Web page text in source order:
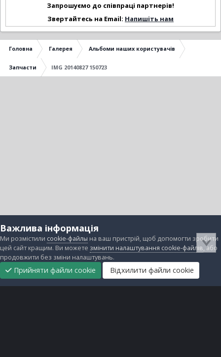
Запрошуємо до співпраці партнерів!
Звертайтесь на Email: Напишіть нам
Головна Галерея Альбоми наших користувачів
Запчасти IMG 20140827 150723
Важлива інформація
Ми розмістили cookie-файлы на ваш пристрій, щоб допомогти зробити
цей сайт кращим. Ви можете змінити налаштування cookie-файлів, або
продовжити без зміни налаштувань.
Прийняти файли cookie Відхилити файли cookie
Головна
Підтримати
нас
Прибрати
рекламу
Завантаження Непрочитані Реєстрація